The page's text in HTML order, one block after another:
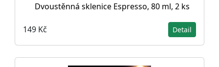
Dvoustěnná sklenice Espresso, 80 ml, 2 ks
149 Kč Detail